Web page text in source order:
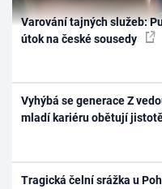
Varování tajných služeb:
útok na české sousedy
Vyhýbá se generace Z
mladí kariéru obětují
Tragická čelní srážka u